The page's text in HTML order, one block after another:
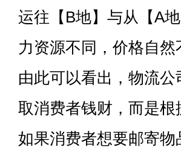
运往【B地】与从【A
力资源不同，价格自然
由此可以看出，物流
取消费者钱财，而是
如果消费者想要邮寄